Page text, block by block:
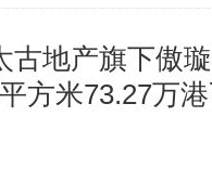
古地产旗下傲
方米73.27万